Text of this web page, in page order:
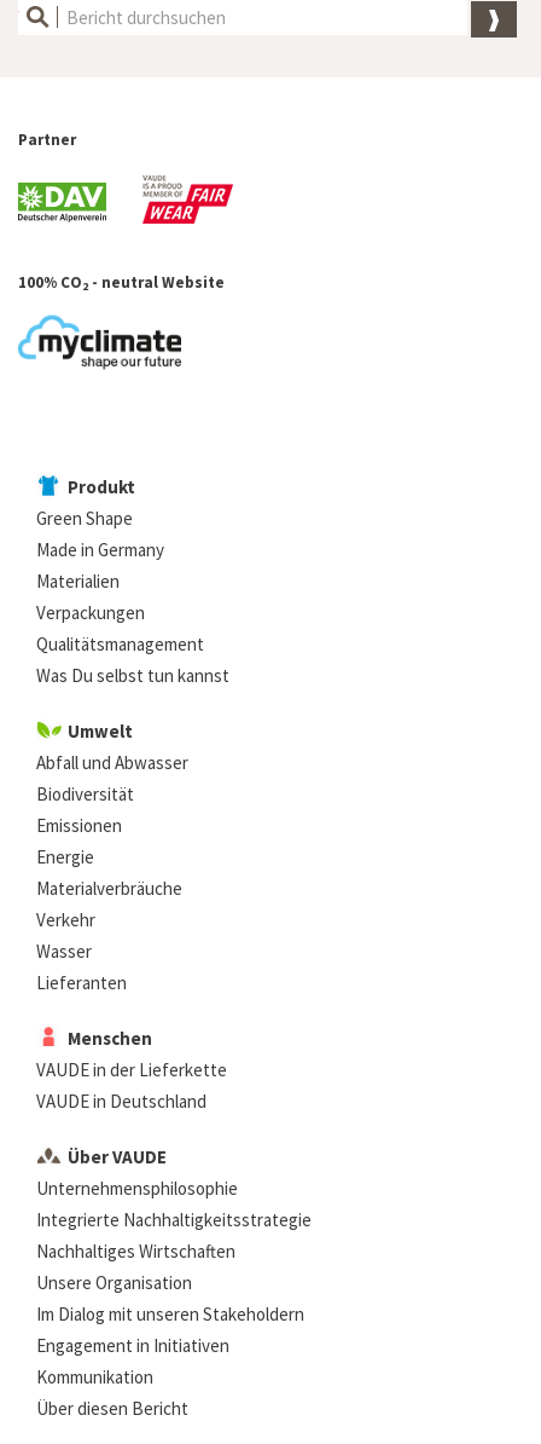
Partner
100% CO2 - neutral Website
Produkt
Green Shape
Made in Germany
Materialien
Verpackungen
Qualitätsmanagement
Was Du selbst tun kannst
Umwelt
Abfall und Abwasser
Biodiversität
Emissionen
Energie
Materialverbräuche
Verkehr
Wasser
Lieferanten
Menschen
VAUDE in der Lieferkette
VAUDE in Deutschland
Über VAUDE
Unternehmensphilosophie
Integrierte Nachhaltigkeitsstrategie
Nachhaltiges Wirtschaften
Unsere Organisation
Im Dialog mit unseren Stakeholdern
Engagement in Initiativen
Kommunikation
Über diesen Bericht